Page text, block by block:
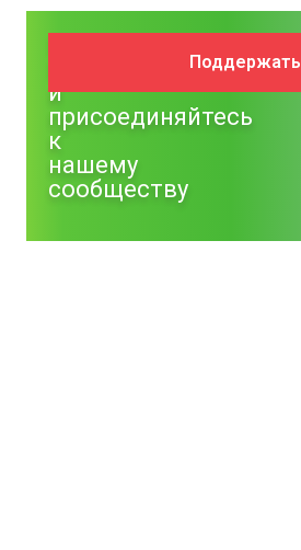
и
присоединяйтесь
к
нашему
сообществу
Поддержать